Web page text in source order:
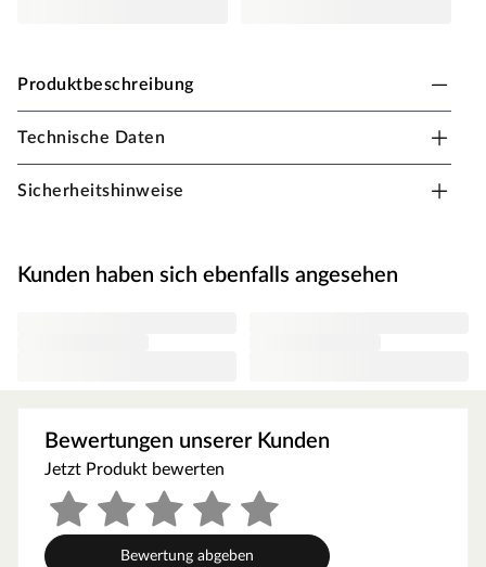
Produktbeschreibung
PROCOVER Designfloor S Übergangsprofil für
Designböden
Technische Daten
Sicherheitshinweise
Kunden haben sich ebenfalls angesehen
Bewertungen unserer Kunden
Jetzt Produkt bewerten
Bewertung abgeben